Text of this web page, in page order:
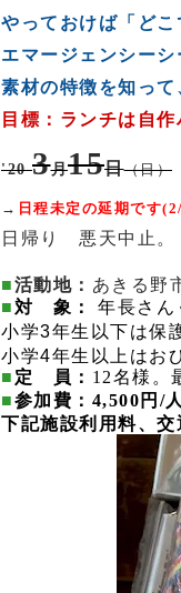
やっておけば「ど
エマージェンシーシ
素材の特徴を知って
目標：ランチは自
'203月15日（日）
→ 日程未定の延期です
日帰り 悪天中止
■活動地： あきる野
■対 象： 年長さん
小学3年生以下は保
小学4年生以上はお
■ 定 員： 12名様。
■参加費： 4,500円/人
下記施設利用料、交